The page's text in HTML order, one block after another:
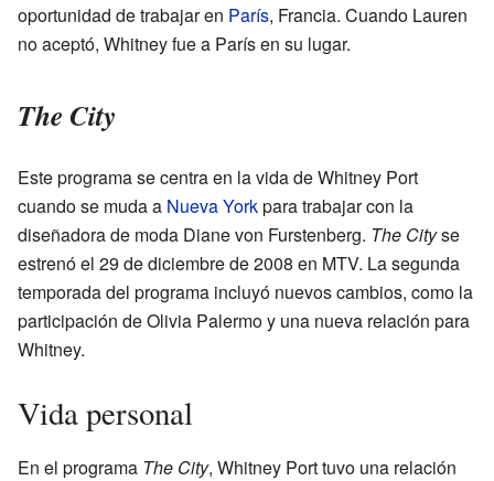
oportunidad de trabajar en París, Francia. Cuando Lauren
no aceptó, Whitney fue a París en su lugar.
The City
Este programa se centra en la vida de Whitney Port
cuando se muda a Nueva Yorkpara trabajar con la
diseñadora de moda Diane von Furstenberg. The Cityse
estrenó el 29 de diciembre de 2008 en MTV. La segunda
temporada del programa incluyó nuevos cambios, como la
participación de Olivia Palermo y una nueva relación para
Whitney.
Vida personal
En el programa The City, Whitney Port tuvo una relación